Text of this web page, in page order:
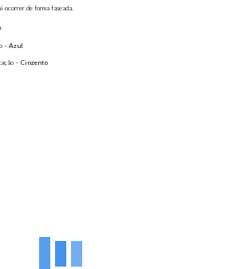
ocorrer de forma faseada.
–Azul
– Cinzento